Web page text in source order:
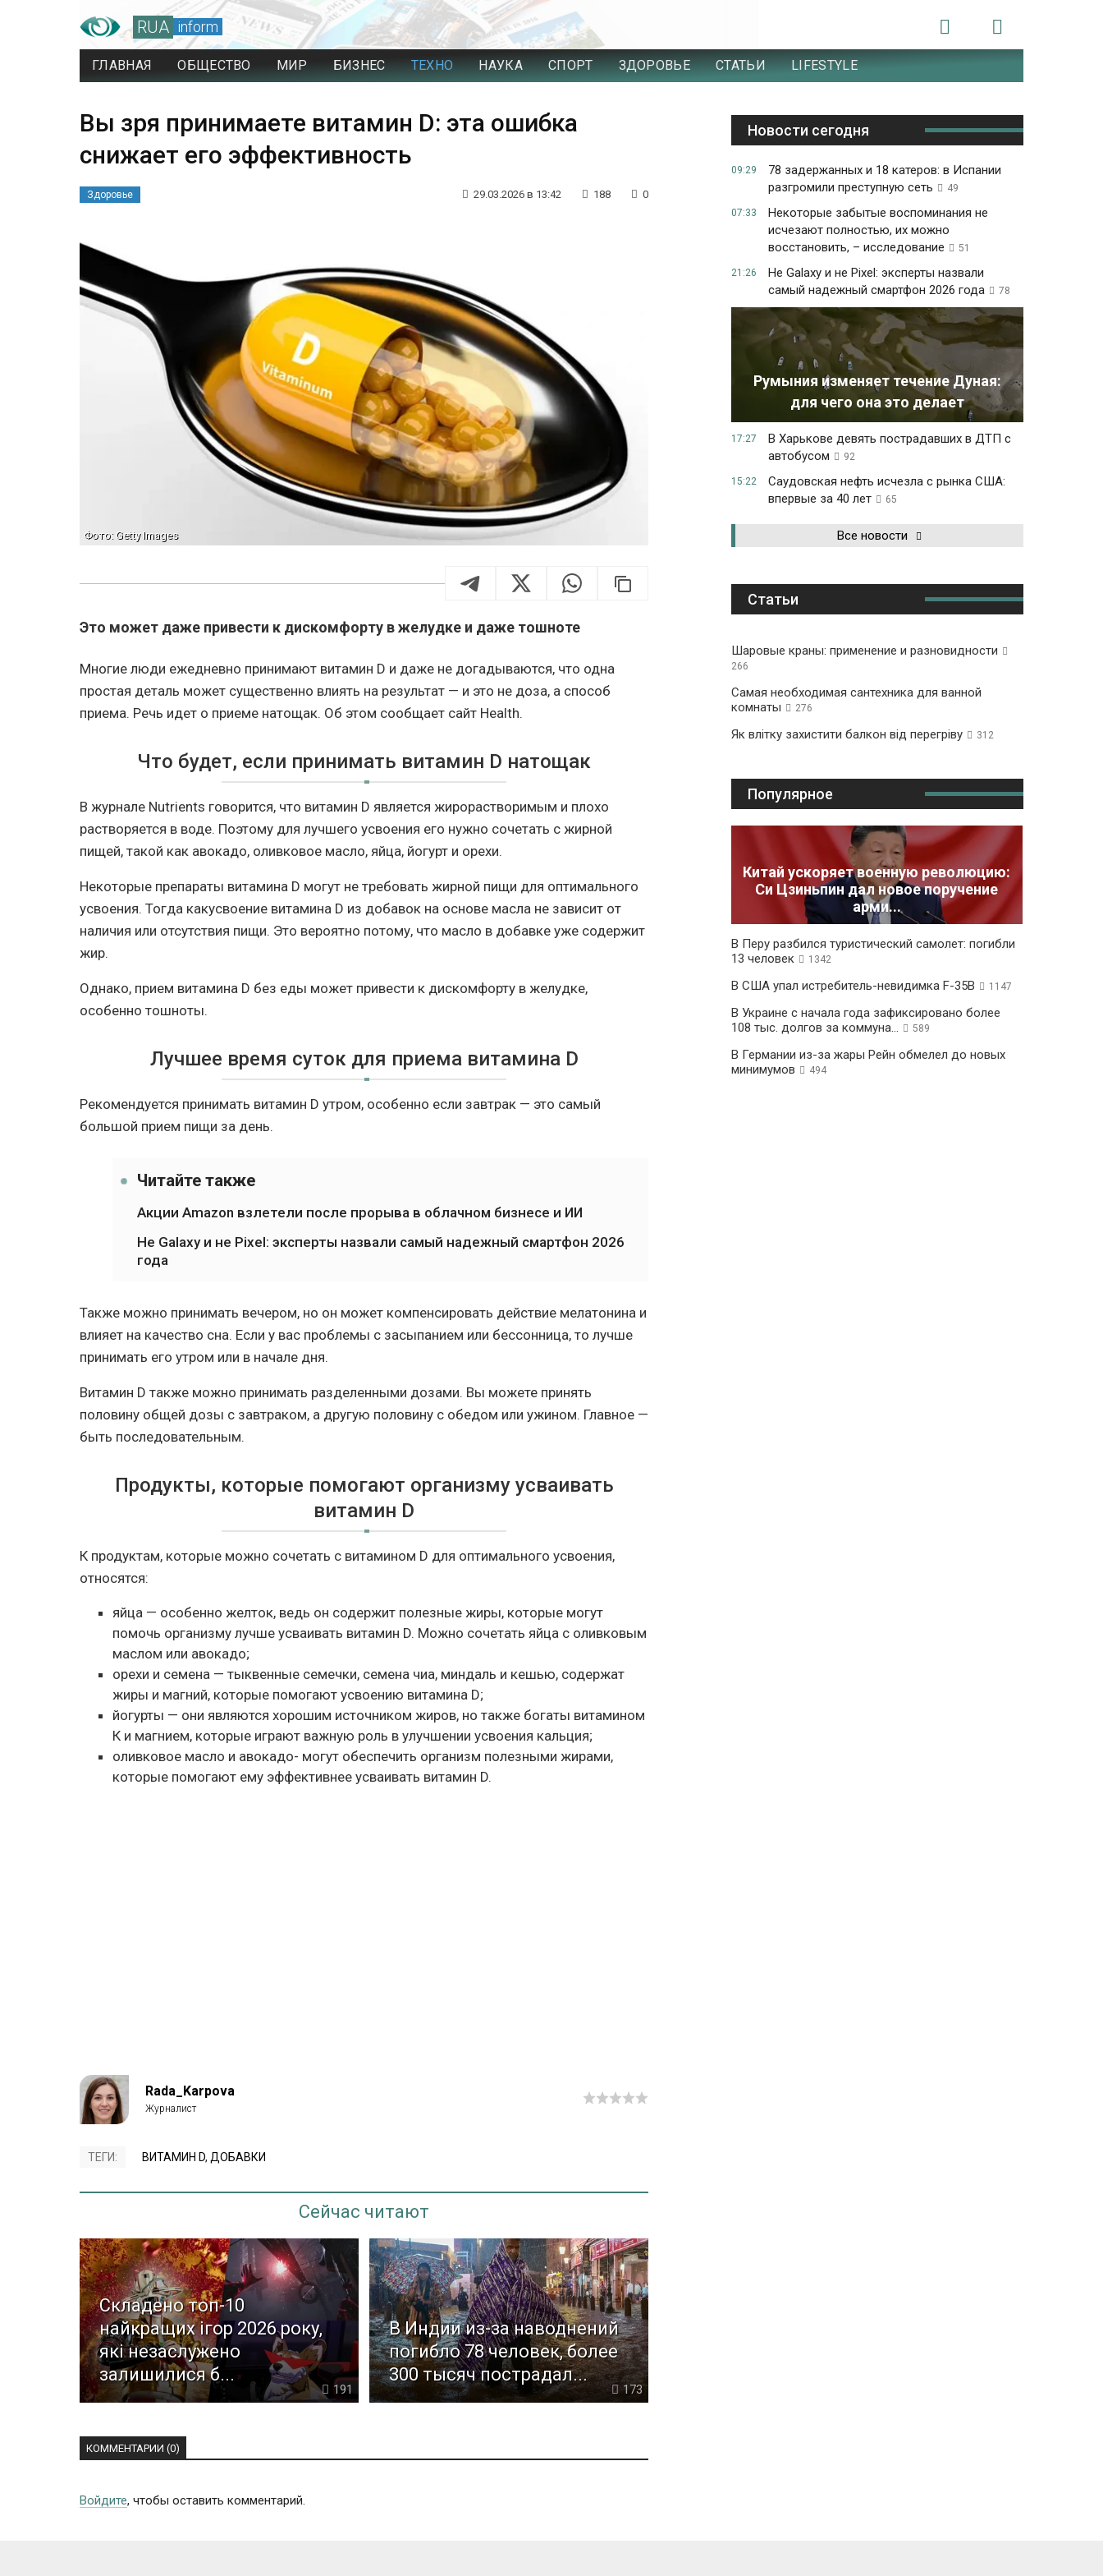
RUA inform
ГЛАВНАЯ ОБЩЕСТВО МИР БИЗНЕС ТЕХНО НАУКА СПОРТ ЗДОРОВЬЕ СТАТЬИ LIFESTYLE
Вы зря принимаете витамин D: эта ошибка
снижает его эффективность
Здоровье 29.03.2026 в 13:42 188 0
Фото: Getty Images
Это может даже привести к дискомфорту в желудке и даже тошноте
Многие люди ежедневно принимают витамин D и даже не догадываются, что одна
простая деталь может существенно влиять на результат — и это не доза, а способ
приема. Речь идет о приеме натощак. Об этом сообщает сайт Нealth.
Что будет, если принимать витамин D натощак
В журнале Nutrients говорится, что витамин D является жирорастворимым и плохо
растворяется в воде. Поэтому для лучшего усвоения его нужно сочетать с жирной
пищей, такой как авокадо, оливковое масло, яйца, йогурт и орехи.
Некоторые препараты витамина D могут не требовать жирной пищи для оптимального
усвоения. Тогда какусвоение витамина D из добавок на основе масла не зависит от
наличия или отсутствия пищи. Это вероятно потому, что масло в добавке уже содержит
жир.
Однако, прием витамина D без еды может привести к дискомфорту в желудке,
особенно тошноты.
Лучшее время суток для приема витамина D
Рекомендуется принимать витамин D утром, особенно если завтрак — это самый
большой прием пищи за день.
Читайте также
Акции Amazon взлетели после прорыва в облачном бизнесе и ИИ
Не Galaxy и не Pixel: эксперты назвали самый надежный смартфон 2026
года
Также можно принимать вечером, но он может компенсировать действие мелатонина и
влияет на качество сна. Если у вас проблемы с засыпанием или бессонница, то лучше
принимать его утром или в начале дня.
Витамин D также можно принимать разделенными дозами. Вы можете принять
половину общей дозы с завтраком, а другую половину с обедом или ужином. Главное —
быть последовательным.
Продукты, которые помогают организму усваивать
витамин D
К продуктам, которые можно сочетать с витамином D для оптимального усвоения,
относятся:
яйца — особенно желток, ведь он содержит полезные жиры, которые могут
помочь организму лучше усваивать витамин D. Можно сочетать яйца с оливковым
маслом или авокадо;
орехи и семена — тыквенные семечки, семена чиа, миндаль и кешью, содержат
жиры и магний, которые помогают усвоению витамина D;
йогурты — они являются хорошим источником жиров, но также богаты витамином
К и магнием, которые играют важную роль в улучшении усвоения кальция;
оливковое масло и авокадо- могут обеспечить организм полезными жирами,
которые помогают ему эффективнее усваивать витамин D.
Rada_Karpova
ТЕГИ: ВИТАМИН D, ДОБАВКИ
Сейчас читают
Складено топ-10
найкращих ігор 2026 року,
які незаслужено
залишилися б...
191
В Индии из-за наводнений
погибло 78 человек, более
300 тысяч пострадал...
173
КОММЕНТАРИИ (0)
Войдите, чтобы оставить комментарий.
Новости сегодня
09:29
78 задержанных и 18 катеров: в Испании
разгромили преступную сеть
49
07:33
Некоторые забытые воспоминания не
исчезают полностью, их можно
восстановить, – исследование
51
21:26
Не Galaxy и не Pixel: эксперты назвали
самый надежный смартфон 2026 года
78
Румыния изменяет течение Дуная:
для чего она это делает
17:27
В Харькове девять пострадавших в ДТП с
автобусом
92
15:22
Саудовская нефть исчезла с рынка США:
впервые за 40 лет
65
Все новости
Статьи
Шаровые краны: применение и разновидности
266
Самая необходимая сантехника для ванной
комнаты
276
Як влітку захистити балкон від перегріву 312
Популярное
Китай ускоряет военную революцию:
Си Цзиньпин дал новое поручение
арми...
В Перу разбился туристический самолет: погибли
13 человек
1342
В США упал истребитель-невидимка F-35B 1147
В Украине с начала года зафиксировано более
108 тыс. долгов за коммуна...
589
В Германии из-за жары Рейн обмелел до новых
минимумов
494